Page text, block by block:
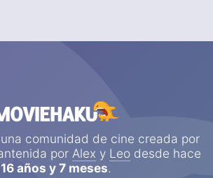
comunidad de cine creada por
por Alex y Leo desde hace
16 años y 7 meses.